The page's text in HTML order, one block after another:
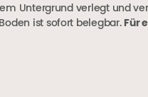
Untergrund verlegt und
ist sofort belegbar. Für